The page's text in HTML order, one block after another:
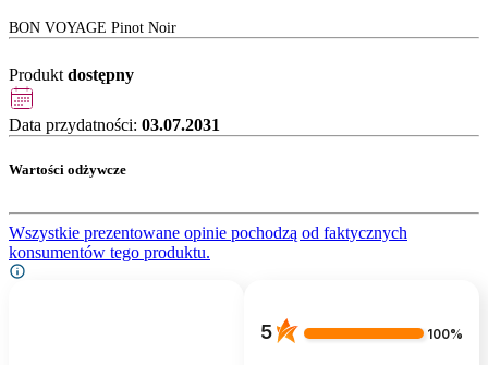
BON VOYAGE Pinot Noir
Produkt dostępny
Data przydatności: 03.07.2031
Wartości odżywcze
Wszystkie prezentowane opinie pochodzą od faktycznych
konsumentów tego produktu.
5 100%